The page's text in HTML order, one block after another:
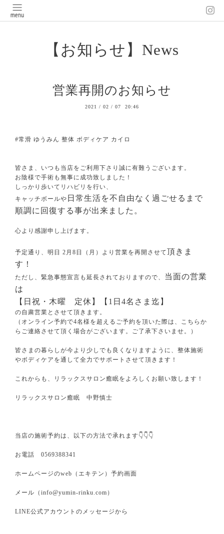
【お知らせ】News
営業再開のお知らせ
2021 / 02 / 07 20:46
#常滑 ゆうみん 整体 ボディケア カイロ
皆さま、いつも当店をご利用下さり誠に有難うございます。
お陰様で手術も無事に成功致しました！
しっかり歩いてリハビリを行い、
キャッチボールや 日常生活を不自由なく過ごせるまで
順調に回復する事が出来ました。
心より感謝申し上げます。
予定通り、明日 2月8日（月）より営業を再開させて頂きま
す！
ただし、緊急事態宣言も延長されておりますので、 当面の営業
は
【日祝・木曜 定休】【1日4名さま迄】
の自粛営業とさせて頂きます。
（オンライン予約で4名様を超えるご予約を頂いた際は、こちらか
らご連絡させて頂く場合がございます。ご了承下さいませ。）
皆さまの暮らしが今より少しでも良くなりますように、整体施術
やボディケアを通して全力でサポートさせて頂きます！
これからも、リラックスサロン癒眠をよろしくお願い致します！
リラックスサロン癒眠 中野慎士
当店の施術予約は、以下の方法で承れます👇👇👇
お電話 0569388341
ホームページのweb（エキテン）予約画面
メール（info@yumin-rinku.com）
LINE公式アカウントのメッセージから